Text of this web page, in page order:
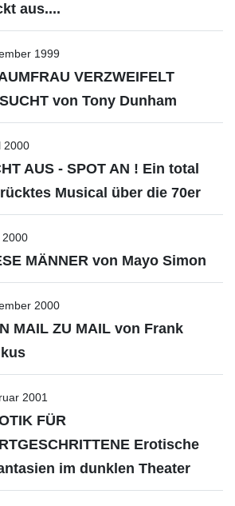
aus....
1999
VERZWEIFELT
von Tony Dunham
2000
AUS - SPOT AN ! Ein total
Musical über die 70er
2000
MÄNNER von Mayo Simon
2000
MAIL ZU MAIL von Frank
2001
FÜR
Erotische
im dunklen Theater